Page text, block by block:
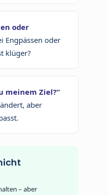
oder
Engpässen oder
klüger?
meinem Ziel?“
aber
– aber